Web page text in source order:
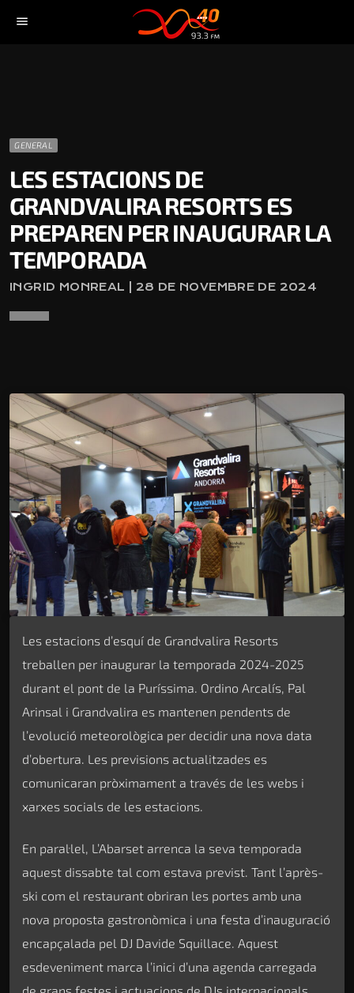
menu
GENERAL
LES ESTACIONS DE
GRANDVALIRA RESORTS ES
PREPAREN PER INAUGURAR LA
TEMPORADA
INGRID MONREAL | 28 DE NOVEMBRE DE 2024
Les estacions d’esquí de Grandvalira Resorts
treballen per inaugurar la temporada 2024-2025
durant el pont de la Puríssima. Ordino Arcalís, Pal
Arinsal i Grandvalira es mantenen pendents de
l’evolució meteorològica per decidir una nova data
d’obertura. Les previsions actualitzades es
comunicaran pròximament a través de les webs i
xarxes socials de les estacions.
En paral·lel, L’Abarset arrenca la seva temporada
aquest dissabte tal com estava previst. Tant l’après-
ski com el restaurant obriran les portes amb una
nova proposta gastronòmica i una festa d’inauguració
encapçalada pel DJ Davide Squillace. Aquest
esdeveniment marca l’inici d’una agenda carregada
de grans festes i actuacions de DJs internacionals